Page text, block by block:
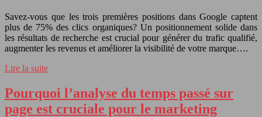
Savez-vous que les trois premières positions dans Google captent
plus de 75% des clics organiques? Un positionnement solide dans
les résultats de recherche est crucial pour générer du trafic qualifié,
augmenter les revenus et améliorer la visibilité de votre marque….
Lire la suite
Pourquoi l’analyse du temps passé sur
page est cruciale pour le marketing